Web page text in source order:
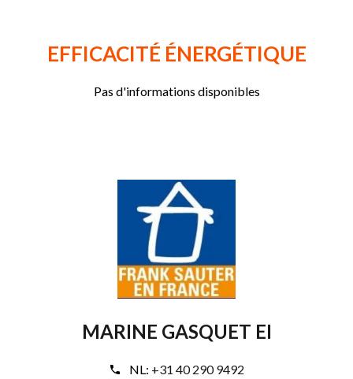
EFFICACITÉ ÉNERGÉTIQUE
Pas d'informations disponibles
MARINE GASQUET EI
NL: +31 40 290 9492